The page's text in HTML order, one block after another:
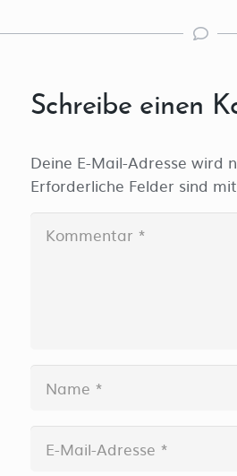
Schreibe einen
Deine E-Mail-Adresse wird
Erforderliche Felder sind mit